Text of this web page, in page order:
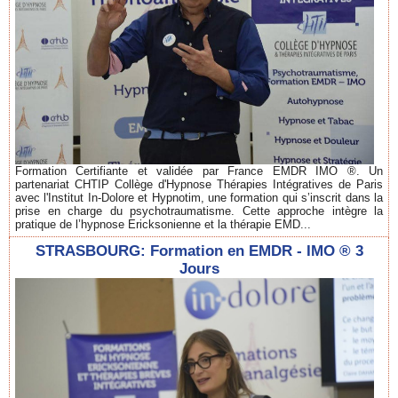
Formation Certifiante et validée par France EMDR IMO ®. Un
partenariat CHTIP Collège d'Hypnose Thérapies Intégratives de Paris
avec l'Institut In-Dolore et Hypnotim, une formation qui s’inscrit dans la
prise en charge du psychotraumatisme. Cette approche intègre la
pratique de l’hypnose Ericksonienne et la thérapie EMD...
STRASBOURG: Formation en EMDR - IMO ® 3
Jours